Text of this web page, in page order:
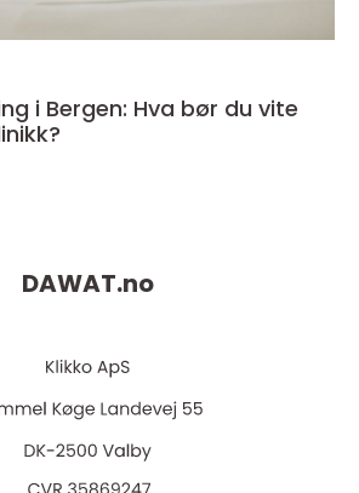
i Bergen: Hva bør du vite
DAWAT.no